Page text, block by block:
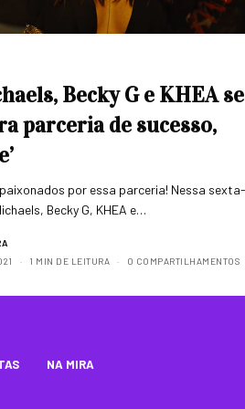
Becky G e KHEA se
parceria de sucesso,
por essa parceria! Nessa
Becky G, KHEA e…
1 MIN DE LEITURA 0 COMPARTILHAMENTOS
NA MIRA